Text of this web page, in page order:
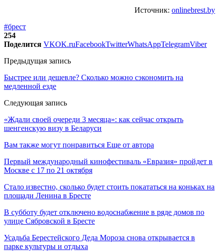
Источник: onlinebrest.by
#брест
254
Поделится VKOK.ruFacebookTwitterWhatsAppTelegramViber
Предыдущая запись
Быстрее или дешевле? Сколько можно сэкономить на
медленной езде
Следующая запись
«Ждали своей очереди 3 месяца»: как сейчас открыть
шенгенскую визу в Беларуси
Вам также могут понравиться Еще от автора
Первый международный кинофестиваль «Евразия» пройдет в
Москве с 17 по 21 октября
Стало известно, сколько будет стоить покататься на коньках на
площади Ленина в Бресте
В субботу будет отключено водоснабжение в ряде домов по
улице Сябровской в Бресте
Усадьба Берестейского Деда Мороза снова открывается в
парке культуры и отдыха